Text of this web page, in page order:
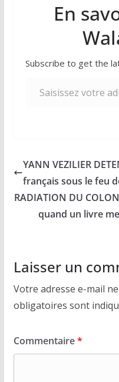
En
Subscribe to get the
YANN VEZILIER
français sous le feu
RADIATION DU
quand un livre
Laisser un
Votre adresse e-mail
obligatoires sont
Commentaire*